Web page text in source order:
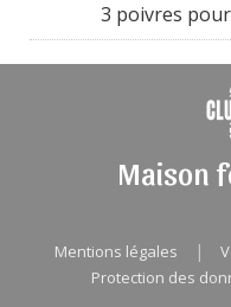
3 poivres
Maison
Mentions légales |
Protection des